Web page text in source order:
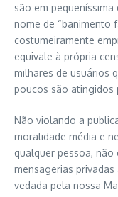
são em
nome de “banimento
costumeiramente
equivale à própria
milhares de usuários
poucos são atingidos
Não violando a
moralidade média e
qualquer pessoa, não
mensagerias
vedada pela nossa